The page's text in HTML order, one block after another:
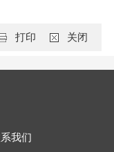
关闭
打印
我们